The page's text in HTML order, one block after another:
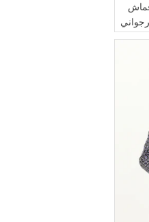
1008-02 أرجواني